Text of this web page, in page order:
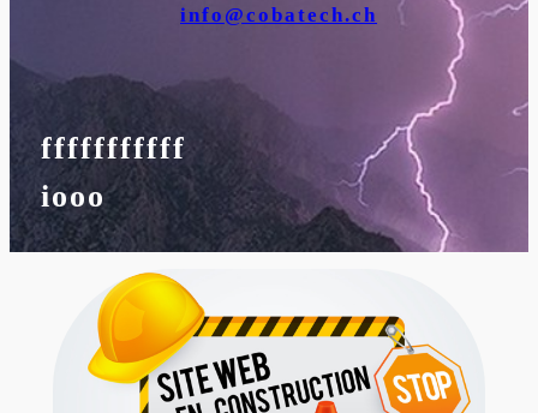
info@cobatech.ch
fffffffffff
iooo